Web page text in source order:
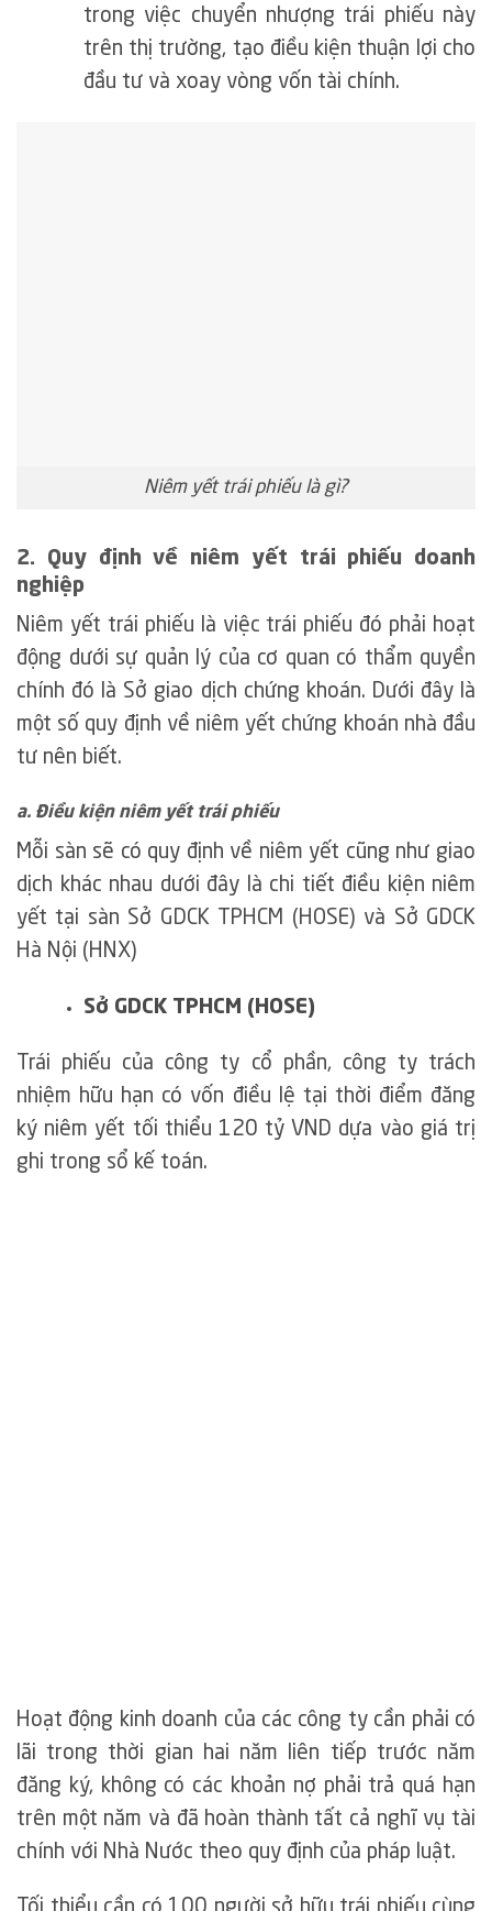
trong việc chuyển nhượng trái phiếu này
trên thị trường, tạo điều kiện thuận lợi cho
đầu tư và xoay vòng vốn tài chính.
Niêm yết trái phiếu là gì?
2. Quy định về niêm yết trái phiếu doanh
nghiệp
Niêm yết trái phiếu là việc trái phiếu đó phải hoạt
động dưới sự quản lý của cơ quan có thẩm quyền
chính đó là Sở giao dịch chứng khoán. Dưới đây là
một số quy định về niêm yết chứng khoán nhà đầu
tư nên biết.
a. Điều kiện niêm yết trái phiếu
Mỗi sàn sẽ có quy định về niêm yết cũng như giao
dịch khác nhau dưới đây là chi tiết điều kiện niêm
yết tại sàn Sở GDCK TPHCM (HOSE) và Sở GDCK
Hà Nội (HNX)
Sở GDCK TPHCM (HOSE)
Trái phiếu của công ty cổ phần, công ty trách
nhiệm hữu hạn có vốn điều lệ tại thời điểm đăng
ký niêm yết tối thiểu 120 tỷ VND dựa vào giá trị
ghi trong sổ kế toán.
Hoạt động kinh doanh của các công ty cần phải có
lãi trong thời gian hai năm liên tiếp trước năm
đăng ký, không có các khoản nợ phải trả quá hạn
trên một năm và đã hoàn thành tất cả nghĩ vụ tài
chính với Nhà Nước theo quy định của pháp luật.